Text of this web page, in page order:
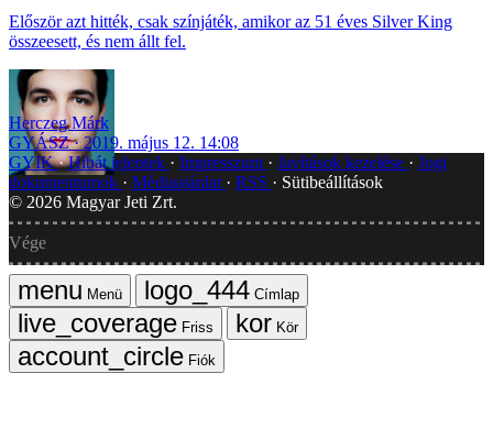
Először azt hitték, csak színjáték, amikor az 51 éves Silver King
összeesett, és nem állt fel.
Herczeg Márk
GYÁSZ
2019. május 12. 14:08
GYIK Hibát jelentek Impresszum Javítások kezelése
Jogi
dokumentumok
Médiaajánlat RSS
Sütibeállítások
© 2026 Magyar Jeti Zrt.
Vége
Menü
Címlap
Friss
Kör
Fiók